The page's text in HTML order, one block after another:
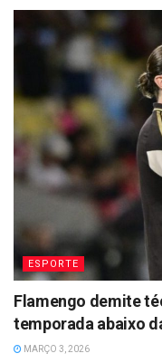
ESPORTE
Flamengo demite
temporada abaixo
MARÇO 3, 2026